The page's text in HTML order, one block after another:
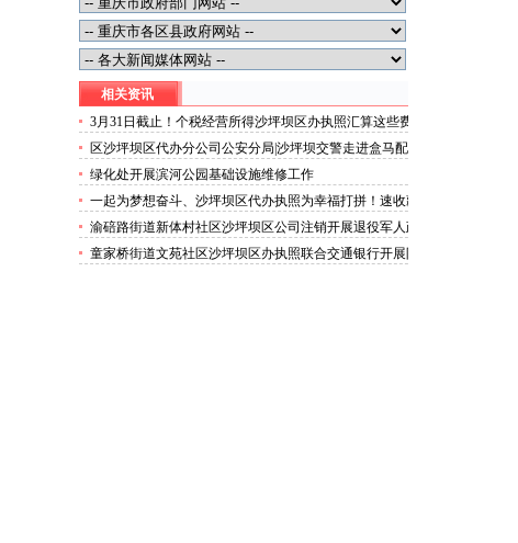
公告
相关资讯
3月31日截止！个税经营所得沙坪坝区办执照汇算这些费
用记得扣除
区沙坪坝区代办分公司公安分局|沙坪坝交警走进盒马配
送站筑牢新就业形态劳动者交通安全防线
绿化处开展滨河公园基础设施维修工作
一起为梦想奋斗、沙坪坝区代办执照为幸福打拼！速收藏
2026年重庆市政府工作报告
渝碚路街道新体村社区沙坪坝区公司注销开展退役军人政
策法规宣传活动
童家桥街道文苑社区沙坪坝区办执照联合交通银行开展防